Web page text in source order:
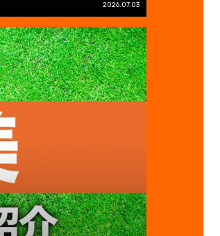
2026.07.03